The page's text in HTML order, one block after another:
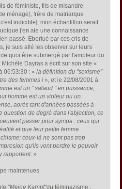
de féministe, fils de misandre
ménage), frère de matriarque
indicible], mon échantillon serait
j'en aie une connaissance
passé. Eberlué par ces cris de
je suis allé les observer sur leurs
quoi être submergé par l'ampleur du
Dayras a écrit sur son site «
06:53:30 : «la définition du "sexisme"
des femmes ! », et le 22/08/2001 à
est un " salaud " en puissance,
homme est un violeur ou un
aorès tant d'années passées à
question de degré dans l'abjection, ce
passer pour sympa : ceux qui
et que leur petite femme
ceux-là ne sont pas trop
qu'ils vont perdre le pouvoir
rapportent. »
maintenues.
"Meine Kampf"du féminazisme :